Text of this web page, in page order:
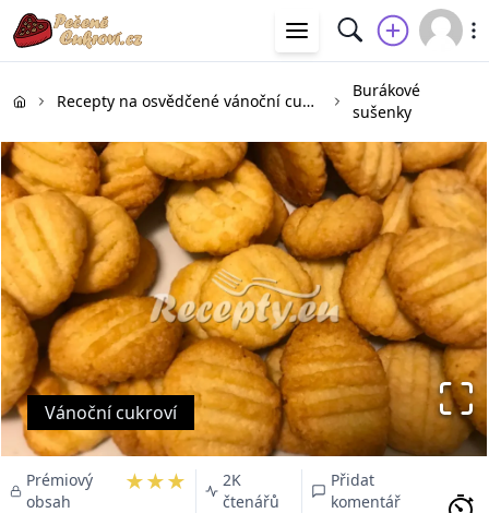
Recepty na osvědčené vánoční cukroví
Burákové
sušenky
Vánoční cukroví
Prémiový
obsah
★★★
2K
čtenářů
Přidat
komentář